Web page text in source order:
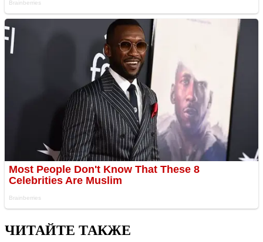
ЧИТАЙТЕ ТАКЖЕ